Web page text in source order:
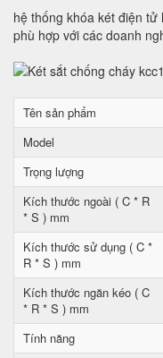
hệ thống khóa két điện
phù hợp với các doanh
Tên sản phẩm
Model
Trọng lượng
Kích thước ngoài ( C * R
* S ) mm
Kích thước sử dụng ( C *
R * S ) mm
Kích thước ngăn kéo ( C
* R * S ) mm
Tính năng